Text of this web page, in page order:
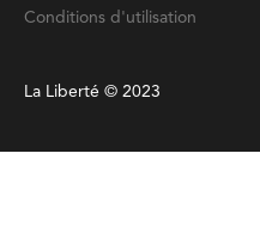
Conditions d'utilisation
La Liberté © 2023